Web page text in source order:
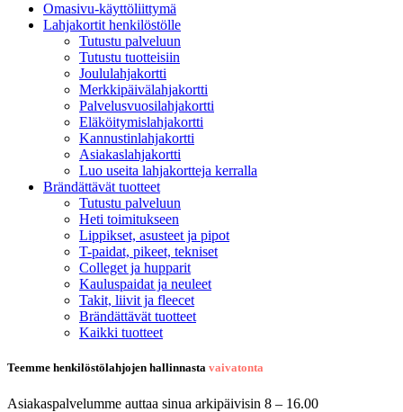
Omasivu-käyttöliittymä
Lahjakortit henkilöstölle
Tutustu palveluun
Tutustu tuotteisiin
Joululahjakortti
Merkkipäivälahjakortti
Palvelusvuosilahjakortti
Eläköitymislahjakortti
Kannustinlahjakortti
Asiakaslahjakortti
Luo useita lahjakortteja kerralla
Brändättävät tuotteet
Tutustu palveluun
Heti toimitukseen
Lippikset, asusteet ja pipot
T-paidat, pikeet, tekniset
Colleget ja hupparit
Kauluspaidat ja neuleet
Takit, liivit ja fleecet
Brändättävät tuotteet
Kaikki tuotteet
Teemme henkilöstölahjojen hallinnasta vaivatonta
Asiakaspalvelumme auttaa sinua arkipäivisin 8 – 16.00